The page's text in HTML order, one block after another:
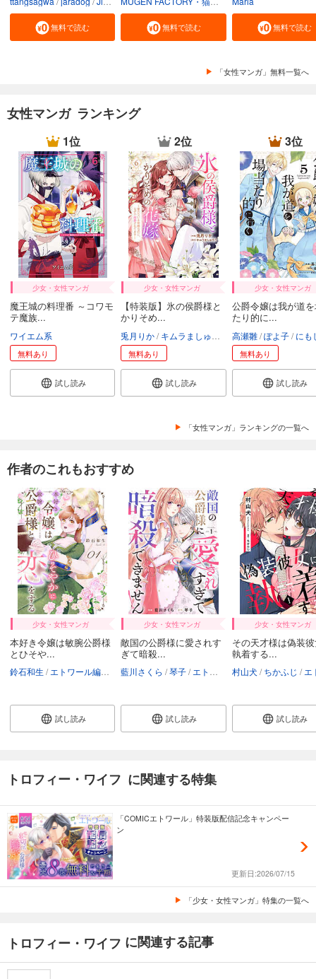
無料で読む 無料で読む 無料で読む
「女性マンガ」無料一覧へ
女性マンガ ランキング
1位
少女・女性マンガ
魔王城の料理番 ～コワモ
テ魔族...
ワイエム系
無料あり
試し読み
2位
少女・女性マンガ
【特装版】氷の侯爵様と
かりそめ...
兎月りか キムラましゅろう エトワール編集部
無料あり
試し読み
3位
少女・女性マンガ
公爵令嬢は我が道
たり的に...
高瀬雛 ぽよ子 にも
無料あり
試し読み
「女性マンガ」ランキングの一覧へ
作者のこれもおすすめ
少女・女性マンガ
本好き令嬢は敏腕公爵様
とひそや...
鈴石和生 エトワール編集部
試し読み
少女・女性マンガ
敵国の公爵様に愛されす
ぎて暗殺...
藍川さくら 琴子 エトワール編集部
試し読み
少女・女性マンガ
その天才様は偽装
執着する...
村山犬 ちかふじ エトワー
試し読み
トロフィー・ワイフ に関連する特集
「COMICエトワール」特装版配信記念キャンペー
ン
更新日:2026/07/15
「少女・女性マンガ」特集の一覧へ
トロフィー・ワイフ に関連する記事